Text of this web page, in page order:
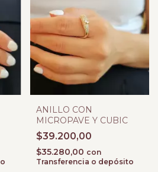
ANILLO CON
MICROPAVE Y CUBIC
$39.200,00
$35.280,00 con
Transferencia o depósito